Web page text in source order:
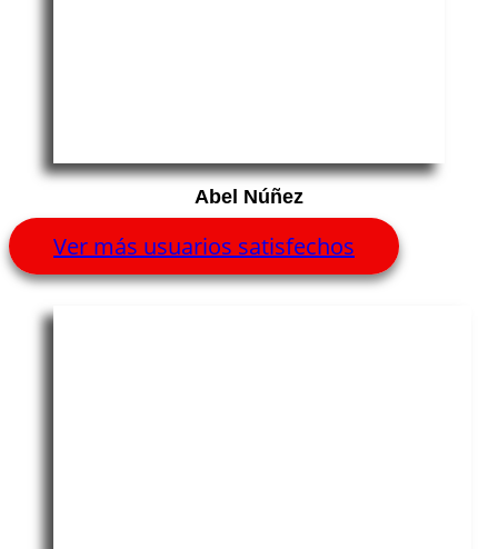
Abel Núñez
Ver más usuarios satisfechos